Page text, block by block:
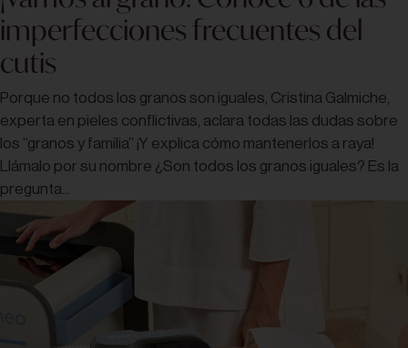
imperfecciones frecuentes del
cutis
Porque no todos los granos son iguales, Cristina Galmiche,
experta en pieles conflictivas, aclara todas las dudas sobre
los “granos y familia” ¡Y explica cómo mantenerlos a raya!
Llámalo por su nombre ¿Son todos los granos iguales? Es la
pregunta...